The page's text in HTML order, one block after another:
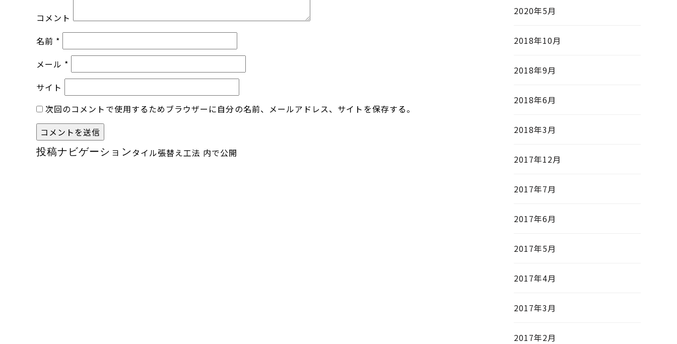
コメント
名前 *
メール *
サイト
次回のコメントで使用するためブラウザーに自分の名前、メールアドレス、サイトを保存する。
投稿ナビゲーションタイル張替え工法 内で公開
2020年5月
2018年10月
2018年9月
2018年6月
2018年3月
2017年12月
2017年7月
2017年6月
2017年5月
2017年4月
2017年3月
2017年2月